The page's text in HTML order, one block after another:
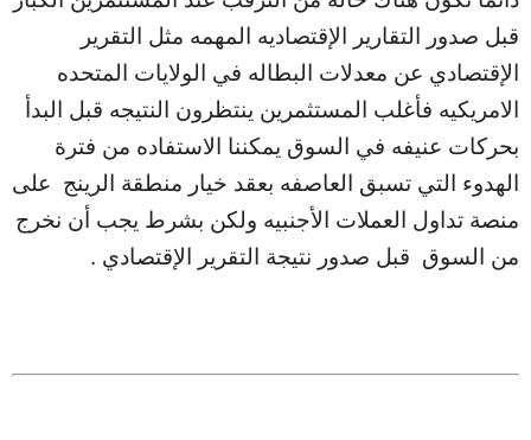
قبل صدور التقارير الإقتصاديه المهمه مثل التقرير
الإقتصادي عن معدلات البطاله في الولايات المتحده
الامريكيه فأغلب المستثمرين ينتظرون النتيجه قبل البدأ
بحركات عنيفه في السوق يمكننا الاستفاده من فترة
الهدوء التي تسبق العاصفه بعقد خيار منطقة الرينج على
منصة تداول العملات الأجنبيه ولكن بشرط يجب أن نخرج
من السوق قبل صدور نتيجة التقرير الإقتصادي .